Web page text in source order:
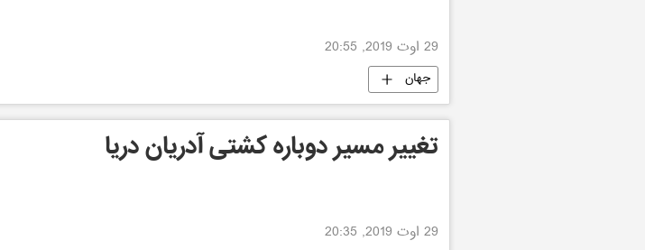
29 اوت 2019, 20:55
جهان
تغییر مسیر دوباره کشتی آدریان دریا
29 اوت 2019, 20:35